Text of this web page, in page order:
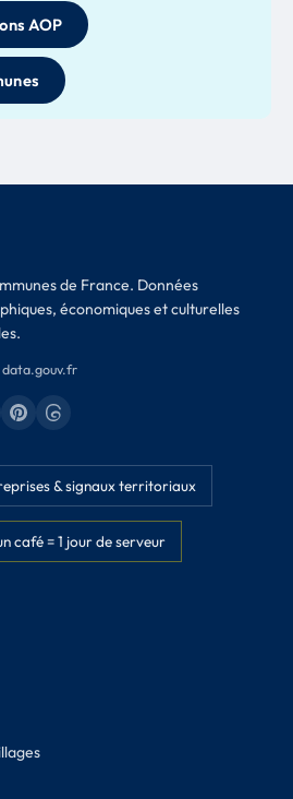
AOP
de France. Données
économiques et culturelles
data.gouv.fr
& signaux territoriaux
café = 1 jour de serveur